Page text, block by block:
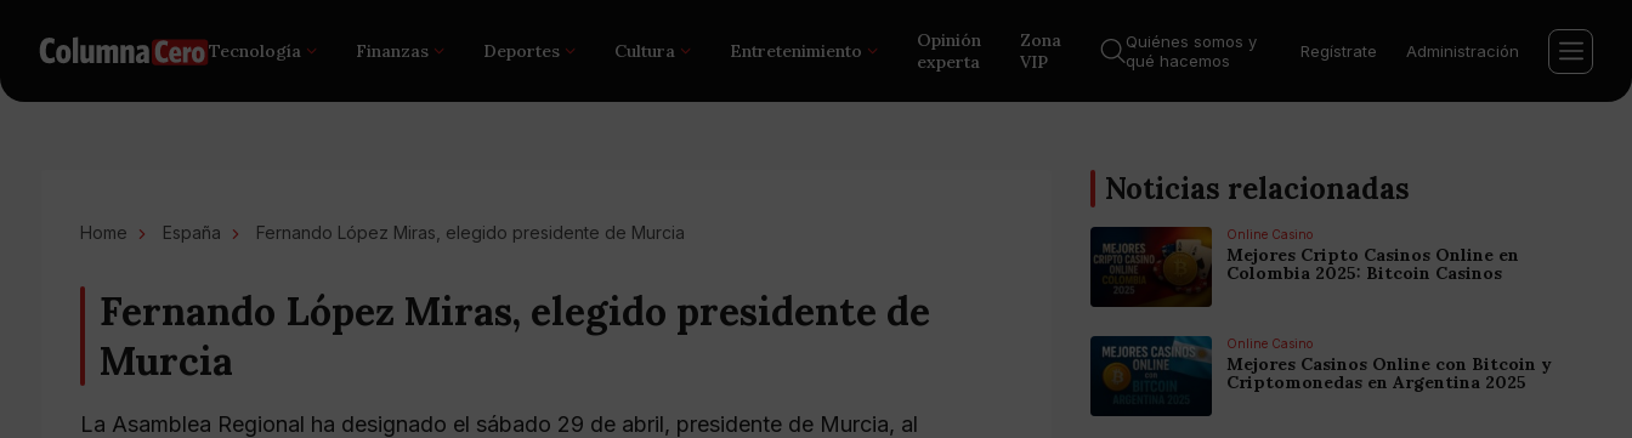
Tecnología Finanzas Deportes Cultura Entretenimiento
Opinión
experta
Zona
VIP
Quiénes somos y
qué hacemos
Regístrate Administración
Home España Fernando López Miras, elegido presidente de Murcia
Fernando López Miras, elegido presidente de
Murcia
La Asamblea Regional ha designado el sábado 29 de abril, presidente de Murcia, al
Noticias relacionadas
Online Casino
Mejores Cripto Casinos Online en
Colombia 2025: Bitcoin Casinos
Online Casino
Mejores Casinos Online con Bitcoin y
Criptomonedas en Argentina 2025